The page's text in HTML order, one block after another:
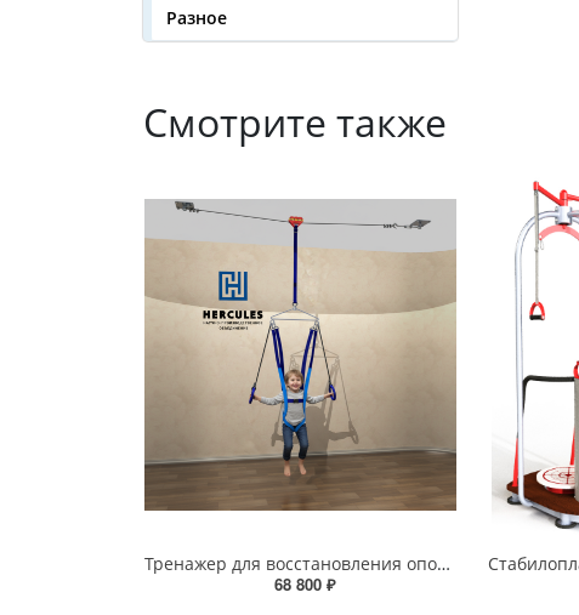
Разное
Смотрите также
Тренажер для восстановления опорно-двигательного аппарата детей
68 800 ₽